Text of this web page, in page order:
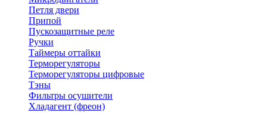
Петля двери
Припой
Пускозащитные реле
Ручки
Таймеры оттайки
Терморегуляторы
Терморегуляторы цифровые
Тэны
Фильтры осушители
Хладагент (фреон)